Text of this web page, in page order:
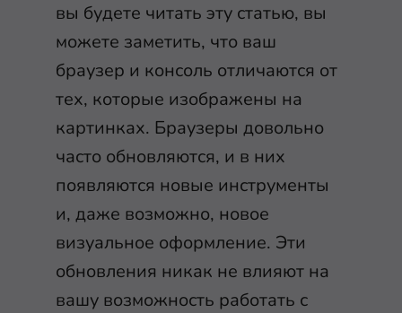
вы будете читать эту статью, вы
можете заметить, что ваш
браузер и консоль отличаются от
тех, которые изображены на
картинках. Браузеры довольно
часто обновляются, и в них
появляются новые инструменты
и, даже возможно, новое
визуальное оформление. Эти
обновления никак не влияют на
вашу возможность работать с